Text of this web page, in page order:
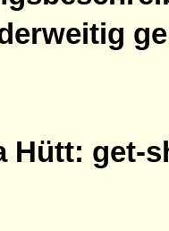
Hütt: get-